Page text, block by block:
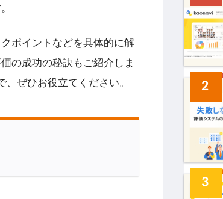
ポイントなどを具体的に解
の成功の秘訣もご紹介しま
、ぜひお役立てください。